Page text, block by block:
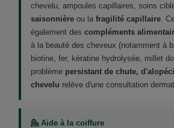
chevelu, ampoules capillaires, soins
saisonnière ou la fragilité capillaire .
également des compléments
à la beauté des cheveux (notamment à
biotine, fer, kératine hydrolysée, millet
problème persistant de chute,
chevelu relève d'une consultation
💁 Aide à la coiffure